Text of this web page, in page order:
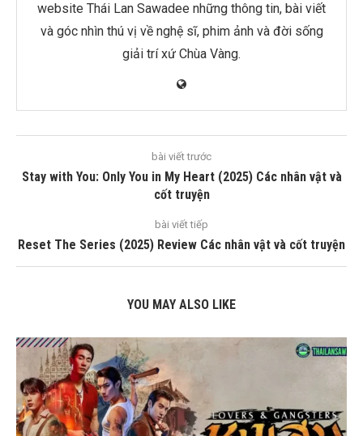
website Thái Lan Sawadee những thông tin, bài viết
và góc nhìn thú vị về nghệ sĩ, phim ảnh và đời sống
giải trí xứ Chùa Vàng.
bài viết trước
Stay with You: Only You in My Heart (2025) Các nhân vật và
cốt truyện
bài viết tiếp
Reset The Series (2025) Review Các nhân vật và cốt truyện
YOU MAY ALSO LIKE